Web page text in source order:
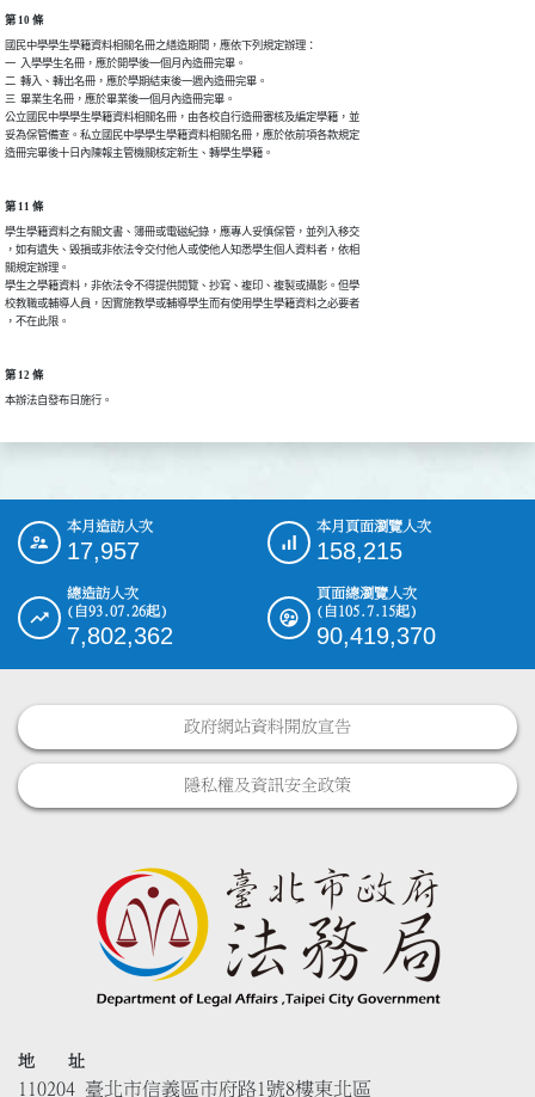
第 10 條
國民中學學生學籍資料相關名冊之繕造期間，應依下列規定辦理：
一  入學學生名冊，應於開學後一個月內造冊完畢。
二  轉入、轉出名冊，應於學期結束後一週內造冊完畢。
三  畢業生名冊，應於畢業後一個月內造冊完畢。
公立國民中學學生學籍資料相關名冊，由各校自行造冊審核及編定學籍，並
妥為保管備查。私立國民中學學生學籍資料相關名冊，應於依前項各款規定
造冊完畢後十日內陳報主管機關核定新生、轉學生學籍。
第 11 條
學生學籍資料之有關文書、簿冊或電磁紀錄，應專人妥慎保管，並列入移交
，如有遺失、毀損或非依法令交付他人或使他人知悉學生個人資料者，依相
關規定辦理。
學生之學籍資料，非依法令不得提供閱覽、抄寫、複印、複製或攝影。但學
校教職或輔導人員，因實施教學或輔導學生而有使用學生學籍資料之必要者
，不在此限。
第 12 條
本辦法自發布日施行。
::: 本月造訪人次
17,957
本月頁面瀏覽人次
158,215
總造訪人次
(自93.07.26起)
7,802,362
頁面總瀏覽人次
(自105.7.15起)
90,419,370
政府網站資料開放宣告
隱私權及資訊安全政策
地 址
110204 臺北市信義區市府路1號8樓東北區